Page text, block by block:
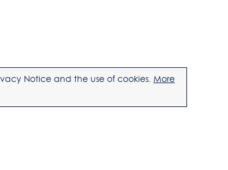
Notice and the use of cookies. More